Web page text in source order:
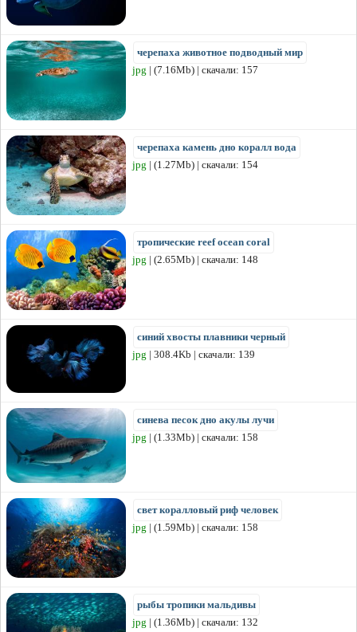
черепаха животное подводный мир
jpg | (7.16Mb) | скачали: 157
черепаха камень дно коралл вода
jpg | (1.27Mb) | скачали: 154
тропические reef ocean coral
jpg | (2.65Mb) | скачали: 148
синий хвосты плавники черный
jpg | 308.4Kb | скачали: 139
синева песок дно акулы лучи
jpg | (1.33Mb) | скачали: 158
свет коралловый риф человек
jpg | (1.59Mb) | скачали: 158
рыбы тропики мальдивы
jpg | (1.36Mb) | скачали: 132